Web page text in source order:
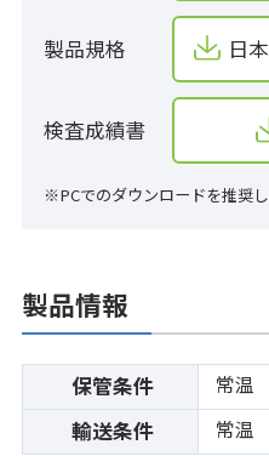
製品規格 日
検査成績書
※PCでのダウンロードを推奨し
製品情報
保管条件 常温
輸送条件 常温